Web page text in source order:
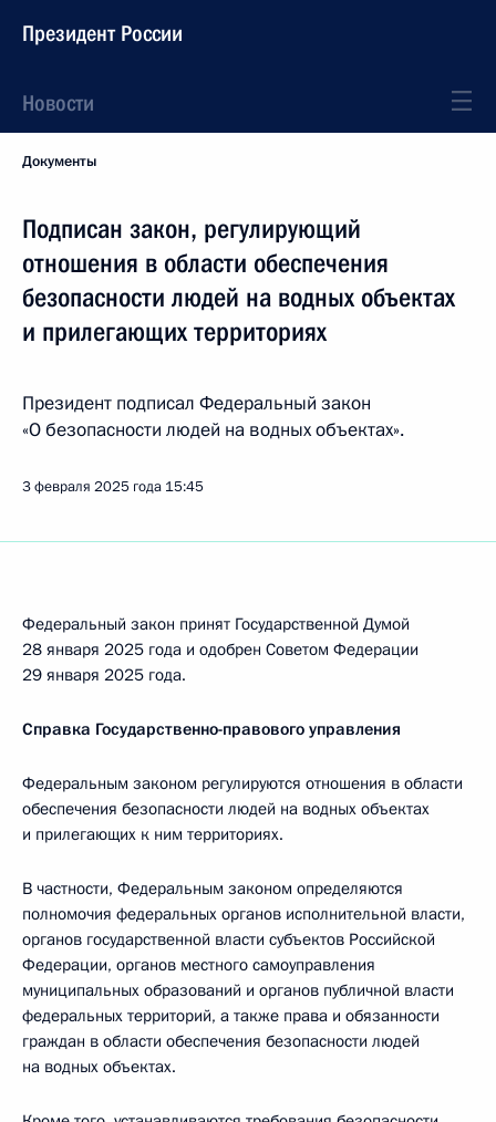
Президент России
Новости
Документы
Подписан закон, регулирующий
отношения в области обеспечения
безопасности людей на водных объектах
и прилегающих территориях
Президент подписал Федеральный закон
«О безопасности людей на водных объектах».
3 февраля 2025 года 15:45
Федеральный закон принят Государственной Думой
28 января 2025 года и одобрен Советом Федерации
29 января 2025 года.
Справка Государственно-правового управления
Федеральным законом регулируются отношения в области
обеспечения безопасности людей на водных объектах
и прилегающих к ним территориях.
В частности, Федеральным законом определяются
полномочия федеральных органов исполнительной власти,
органов государственной власти субъектов Российской
Федерации, органов местного самоуправления
муниципальных образований и органов публичной власти
федеральных территорий, а также права и обязанности
граждан в области обеспечения безопасности людей
на водных объектах.